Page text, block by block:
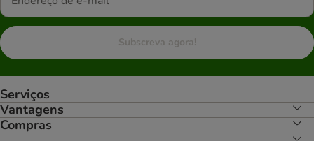
Subscreva agora!
Serviços
Vantagens
Compras